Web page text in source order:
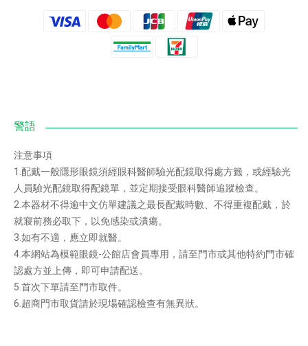
注意事項
1.配戴一般隱形眼鏡須經眼科醫師驗光配鏡取得處方籤，或經驗光
人員驗光配鏡取得配鏡單，並定期接受眼科醫師追蹤檢查。
2.本器材不得逾中文仿單建議之最長配戴時數、不得重複配戴，於
就寢前務必取下，以免感染或潰瘍。
3.如有不適，應立即就醫。
4.本網站為模範眼鏡-公館店會員專用，請至門市或其他特約門市確
認處方並上傳，即可申請配送。
5.首次下單請至門市取件。
6.超商門市取貨請於現場確認檢查有無異狀。